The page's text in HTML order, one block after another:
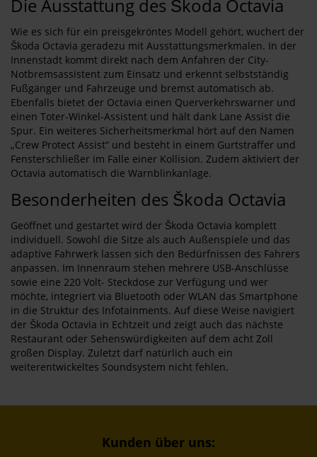
Die Ausstattung des Škoda Octavia
Wie es sich für ein preisgekröntes Modell gehört, wuchert der
Škoda Octavia geradezu mit Ausstattungsmerkmalen. In der
Innenstadt kommt direkt nach dem Anfahren der City-
Notbremsassistent zum Einsatz und erkennt selbstständig
Fußgänger und Fahrzeuge und bremst automatisch ab.
Ebenfalls bietet der Octavia einen Querverkehrswarner und
einen Toter-Winkel-Assistent und hält dank Lane Assist die
Spur. Ein weiteres Sicherheitsmerkmal hört auf den Namen
„Crew Protect Assist“ und besteht in einem Gurtstraffer und
Fensterschließer im Falle einer Kollision. Zudem aktiviert der
Octavia automatisch die Warnblinkanlage.
Besonderheiten des Škoda Octavia
Geöffnet und gestartet wird der Škoda Octavia komplett
individuell. Sowohl die Sitze als auch Außenspiele und das
adaptive Fahrwerk lassen sich den Bedürfnissen des Fahrers
anpassen. Im Innenraum stehen mehrere USB-Anschlüsse
sowie eine 220 Volt- Steckdose zur Verfügung und wer
möchte, integriert via Bluetooth oder WLAN das Smartphone
in die Struktur des Infotainments. Auf diese Weise navigiert
der Škoda Octavia in Echtzeit und zeigt auch das nächste
Restaurant oder Sehenswürdigkeiten auf dem acht Zoll
großen Display. Zuletzt darf natürlich auch ein
weiterentwickeltes Soundsystem nicht fehlen.
Kunden über uns: